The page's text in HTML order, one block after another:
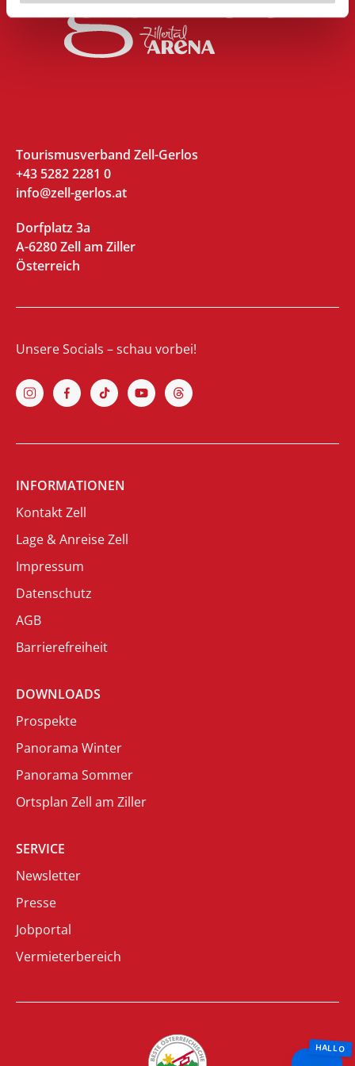
Tourismusverband Zell-Gerlos
+43 5282 2281 0
info@zell-gerlos.at
Dorfplatz 3a
A-6280 Zell am Ziller
Österreich
Unsere Socials – schau vorbei!
INFORMATIONEN
Kontakt Zell
Lage & Anreise Zell
Impressum
Datenschutz
AGB
Barrierefreiheit
DOWNLOADS
Prospekte
Panorama Winter
Panorama Sommer
Ortsplan Zell am Ziller
SERVICE
Newsletter
Presse
Jobportal
Vermieterbereich